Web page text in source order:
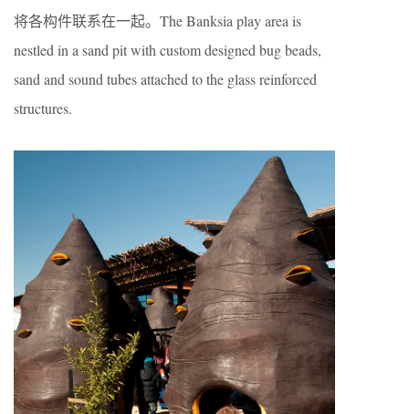
将各构件联系在一起。The Banksia play area is
nestled in a sand pit with custom designed bug beads,
sand and sound tubes attached to the glass reinforced
structures.